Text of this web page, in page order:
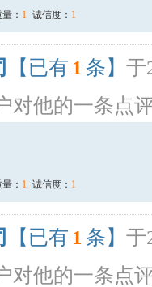
： 1 诚信度： 1
【已有 1 条】 于
对他的一条点
： 1 诚信度： 1
【已有 1 条】 于
对他的一条点